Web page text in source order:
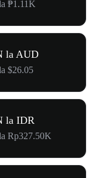
₱1.11K
la AUD
$26.05
la IDR
Rp327.50K